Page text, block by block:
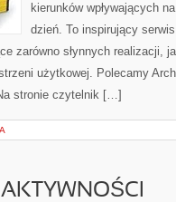
kierunków wpływających
dzień. To inspirujący
zarówno słynnych realizacji,
użytkowej. Polecamy
stronie czytelnik […]